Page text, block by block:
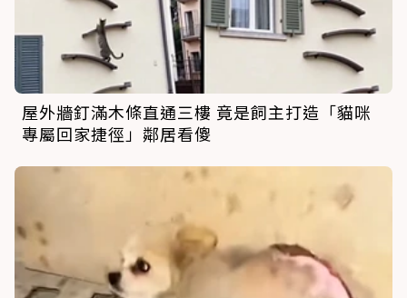
屋外牆釘滿木條直通三樓 竟是飼主打造「貓咪
專屬回家捷徑」鄰居看傻